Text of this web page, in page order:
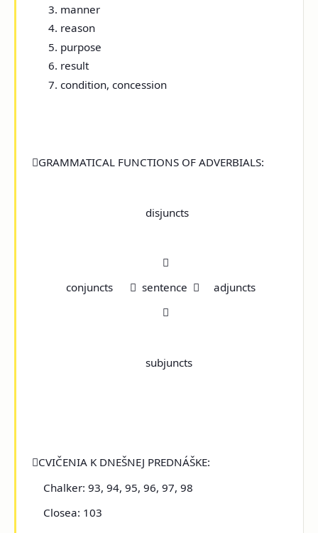
manner
reason
purpose
result
condition, concession
GRAMMATICAL FUNCTIONS OF ADVERBIALS:
disjuncts

conjuncts  sentence  adjuncts

subjuncts
CVIČENIA K DNEŠNEJ PREDNÁŠKE:
Chalker: 93, 94, 95, 96, 97, 98
Closea: 103